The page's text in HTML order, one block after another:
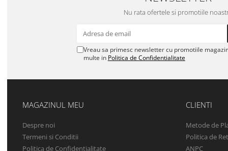
Nu rata ofertele si promotiile
Vreau sa primesc newsletter cu promotiile
multe in Politica de Confidentialitate
MAGAZINUL MEU
Despre noi
Termeni si Conditii
Politica de Confidentialitate
CLIENTI
Metode de
Politica de
ANPC